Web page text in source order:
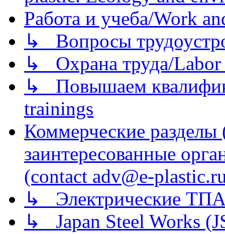
Работа и учеба/Work
↳ Вопросы
↳ Охрана труда/Labor
↳ Повышаем
trainings
Коммерческие
заинтересованные
(contact adv@e-
↳ Электрические
↳ Japan Steel Works